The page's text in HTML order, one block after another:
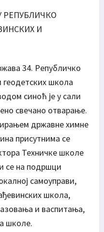
РЕПУБЛИЧКО
И
34. Републичко
геодетских школа
синоћ је у сали
свечано отварање.
државне химне
присутнима се
Техничке школе
се на подршци
самоуправи,
школа,
и васпитања,
школе.